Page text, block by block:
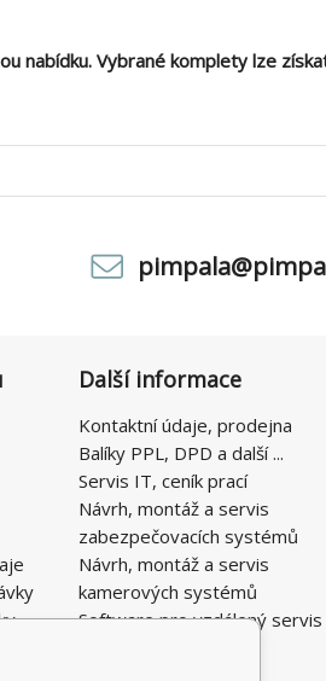
nabídku. Vybrané komplety lze
Další informace
Kontaktní údaje, prodejna
Balíky PPL, DPD a další ...
Servis IT, ceník prací
Návrh, montáž a servis
zabezpečovacích systémů
Návrh, montáž a servis
kamerových systémů
Software pro vzdálený servis